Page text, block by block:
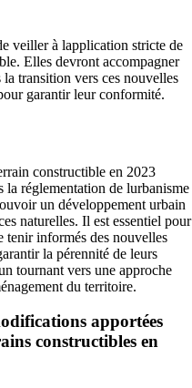
veiller à lapplication stricte de
Elles devront accompagner
transition vers ces nouvelles
garantir leur conformité.
constructible en 2023
la réglementation de lurbanisme
un développement urbain
naturelles. Il est essentiel pour
tenir informés des nouvelles
la pérennité de leurs
tournant vers une approche
du territoire.
apportées
constructibles en